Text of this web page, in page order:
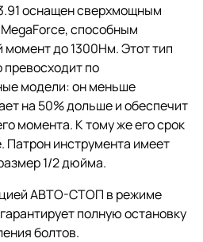
оснащен сверхмощным
способным
момент до 1300Нм. Этот тип
превосходит по
модели: он меньше
на 50% дольше и обеспечит
момента. К тому же его срок
Патрон инструмента имеет
1/2 дюйма.
АВТО-СТОП в режиме
полную остановку
болтов.